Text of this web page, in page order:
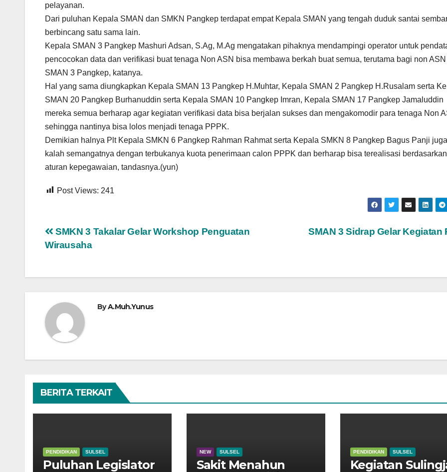
pelayanan.
Dari puluhan Kepala SMAN dan SMKN Pangkep terdapat empat Kepala SMAN yang tengah duduk santai
berbincang satu sama lain.
Kepala SMAN 3 Pangkep Mashuri Adsan, S.Ag, M.Ag mengatakan pihaknya mendampingi operator untuk
pencocokan data dan verifikasi buat tenaga Non ASN bisa membawa berkah buat semua, terutama bagi non
SMAN 3 Pangkep, katanya.
Hal yang sama diungkapkan Kepala SMAN 13 Pangkep H.Muhtar, Kepala SMAN 2 Pangkep H.Rusalam serta
SMAN 20 Pangkep Burhanuddin serta Kepala SMAN 10 Pangkep Imran, Kepala SMAN 17 Pangkep Jamaluddin
mereka semua berharap agar kegiatan verifikasi data bisa berjalan sukses dan mengakomodir para tenaga Non
sehingga nantinya bisa lolos menjadi tenaga PPPK.
Demikian halnya Plt Kepala SMKN 6 Pangkep Rahman Rahmat serta Kepala SMKN 8 Pangkep Bagus Panji
kalah semangatnya dengan terbukanya kuota penerimaan calon PPPK dan berharap bisa terealisasi berdasarkan
aturan kepegawaian, tandasnya.(yun)
Post Views: 241
Navigasi
SMAN 3 Sidrap Gelar Kegiatan
SMKN 3 Takalar Gelar Workshop Penguatan
Wirausaha
ByA.Muh.Yunus
BERITA TERKAIT
PENDIDIKAN SULSEL
Puluhan Legislator
NEW SULSEL
Sakit Menahun
PENDIDIKAN SULSEL
Kegiatan